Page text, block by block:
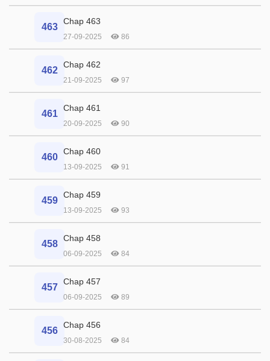
463
Chap 463
27-09-2025 86
462
Chap 462
21-09-2025 97
461
Chap 461
20-09-2025 90
460
Chap 460
13-09-2025 91
459
Chap 459
13-09-2025 93
458
Chap 458
06-09-2025 84
457
Chap 457
06-09-2025 89
456
Chap 456
30-08-2025 84